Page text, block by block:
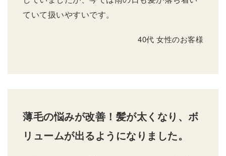
ていて扱いやすいです。
40代 女性のお客様
薄毛の悩みが改善！髪が太くなり、ボ
リュームが出るようになりました。